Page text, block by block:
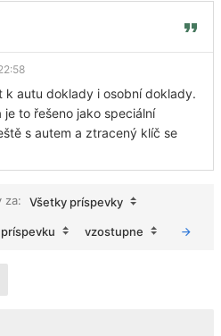
k autu doklady i osobní doklady.
to řešeno jako speciální
s autem a ztracený klíč se
za:
Všetky príspevky
vzostupne